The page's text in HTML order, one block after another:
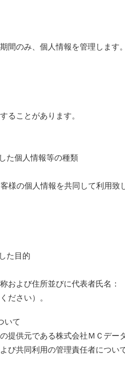
間のみ、個人情報を管理します。
ることがあります。
た個人情報等の種類
様の個人情報を共同して利用致
た目的
および住所並びに代表者氏名：
ださい）。
いて
提供元である株式会社ＭＣデー
共同利用の管理責任者につい